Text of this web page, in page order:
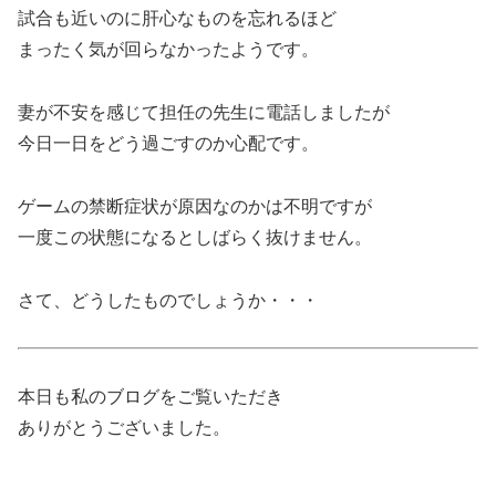
試合も近いのに肝心なものを忘れるほど
まったく気が回らなかったようです。
妻が不安を感じて担任の先生に電話しましたが
今日一日をどう過ごすのか心配です。
ゲームの禁断症状が原因なのかは不明ですが
一度この状態になるとしばらく抜けません。
さて、どうしたものでしょうか・・・
本日も私のブログをご覧いただき
ありがとうございました。